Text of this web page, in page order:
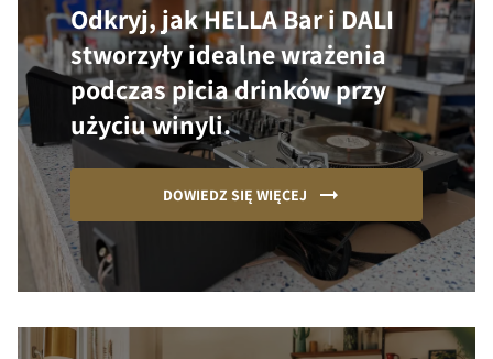
Odkryj, jak HELLA Bar i DALI
stworzyły idealne wrażenia
podczas picia drinków przy
użyciu winyli.
DOWIEDZ SIĘ WIĘCEJ